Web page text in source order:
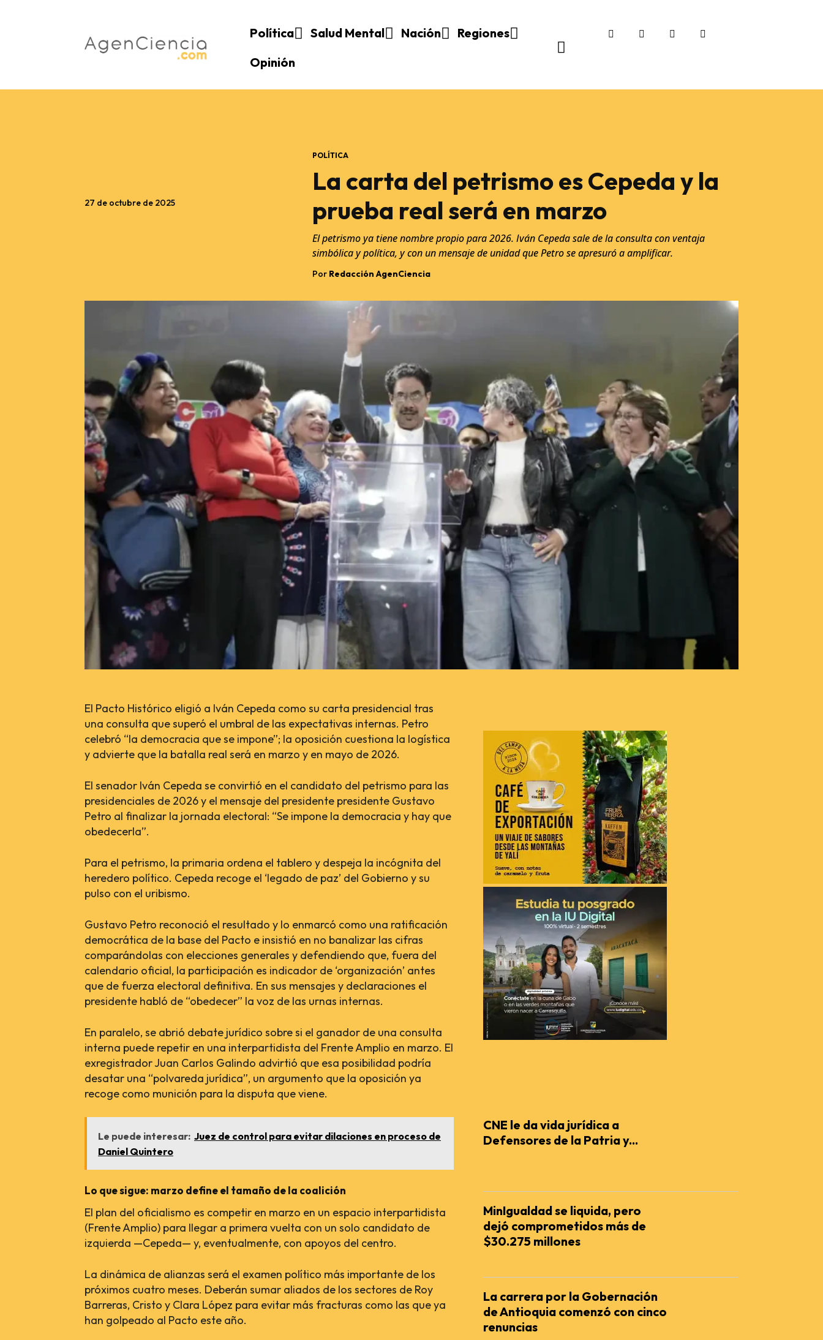
Política Salud Mental Nación
Regiones
Opinión
27 de octubre de 2025
POLÍTICA
La carta del petrismo es Cepeda y la
prueba real será en marzo
El petrismo ya tiene nombre propio para 2026. Iván Cepeda sale de la consulta con ventaja
simbólica y política, y con un mensaje de unidad que Petro se apresuró a amplificar.
Por Redacción AgenCiencia
El Pacto Histórico eligió a Iván Cepeda como su carta presidencial tras
una consulta que superó el umbral de las expectativas internas. Petro
celebró “la democracia que se impone”; la oposición cuestiona la logística
y advierte que la batalla real será en marzo y en mayo de 2026.
El senador Iván Cepeda se convirtió en el candidato del petrismo para las
presidenciales de 2026 y el mensaje del presidente presidente Gustavo
Petro al finalizar la jornada electoral: “Se impone la democracia y hay que
obedecerla”.
Para el petrismo, la primaria ordena el tablero y despeja la incógnita del
heredero político. Cepeda recoge el ‘legado de paz’ del Gobierno y su
pulso con el uribismo.
Gustavo Petro reconoció el resultado y lo enmarcó como una ratificación
democrática de la base del Pacto e insistió en no banalizar las cifras
comparándolas con elecciones generales y defendiendo que, fuera del
calendario oficial, la participación es indicador de ‘organización’ antes
que de fuerza electoral definitiva. En sus mensajes y declaraciones el
presidente habló de “obedecer” la voz de las urnas internas.
En paralelo, se abrió debate jurídico sobre si el ganador de una consulta
interna puede repetir en una interpartidista del Frente Amplio en marzo. El
exregistrador Juan Carlos Galindo advirtió que esa posibilidad podría
desatar una “polvareda jurídica”, un argumento que la oposición ya
recoge como munición para la disputa que viene.
Le puede interesar: Juez de control para evitar dilaciones en proceso de
Daniel Quintero
Lo que sigue: marzo define el tamaño de la coalición
El plan del oficialismo es competir en marzo en un espacio interpartidista
(Frente Amplio) para llegar a primera vuelta con un solo candidato de
izquierda —Cepeda— y, eventualmente, con apoyos del centro.
La dinámica de alianzas será el examen político más importante de los
próximos cuatro meses. Deberán sumar aliados de los sectores de Roy
Barreras, Cristo y Clara López para evitar más fracturas como las que ya
han golpeado al Pacto este año.
CNE le da vida jurídica a
Defensores de la Patria y...
MinIgualdad se liquida, pero
dejó comprometidos más de
$30.275 millones
La carrera por la Gobernación
de Antioquia comenzó con cinco
renuncias